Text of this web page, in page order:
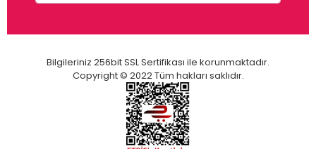
Bilgileriniz 256bit SSL Sertifikası ile korunmaktadır.
Copyright © 2022 Tüm hakları saklıdır.